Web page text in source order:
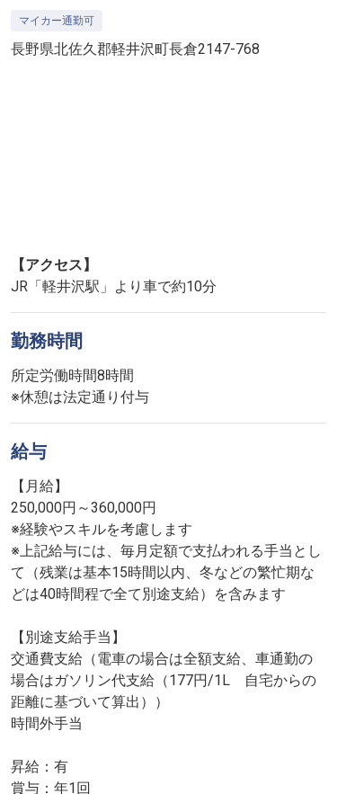
マイカー通勤可
長野県北佐久郡軽井沢町長倉2147-768
【アクセス】
JR「軽井沢駅」より車で約10分
勤務時間
所定労働時間8時間
※休憩は法定通り付与
給与
【月給】
250,000円～360,000円
※経験やスキルを考慮します
※上記給与には、毎月定額で支払われる手当とし
て（残業は基本15時間以内、冬などの繁忙期な
どは40時間程で全て別途支給）を含みます
【別途支給手当】
交通費支給（電車の場合は全額支給、車通勤の
場合はガソリン代支給（177円/1L 自宅からの
距離に基づいて算出））
時間外手当
昇給：有
賞与：年1回